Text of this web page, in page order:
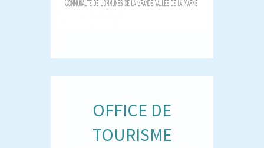
OFFICE DE
TOURISME